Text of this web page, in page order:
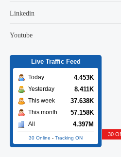
Linkedin
Youtube
Live Traffic Feed
Today 4.453K
Yesterday 8.411K
This week 37.638K
This month 57.158K
All 4.397M
30 Online - Tracking ON